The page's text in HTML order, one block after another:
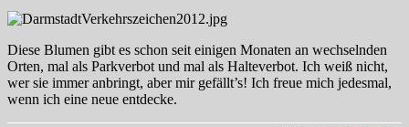
Diese Blumen gibt es schon seit einigen Monaten an wechselnden
Orten, mal als Parkverbot und mal als Halteverbot. Ich weiß nicht,
wer sie immer anbringt, aber mir gefällt’s! Ich freue mich jedesmal,
wenn ich eine neue entdecke.